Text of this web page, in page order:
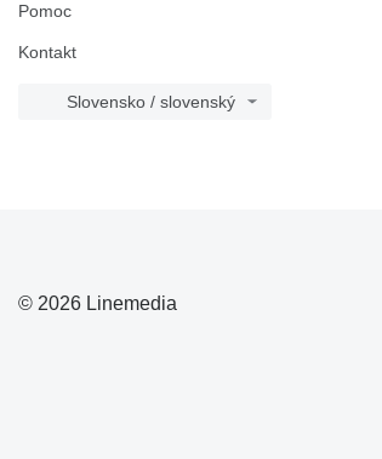
Pomoc
Kontakt
Slovensko / slovenský
© 2026 Linemedia